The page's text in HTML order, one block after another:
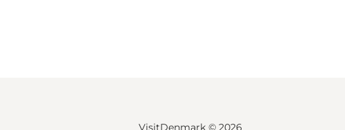
VisitDenmark © 2026